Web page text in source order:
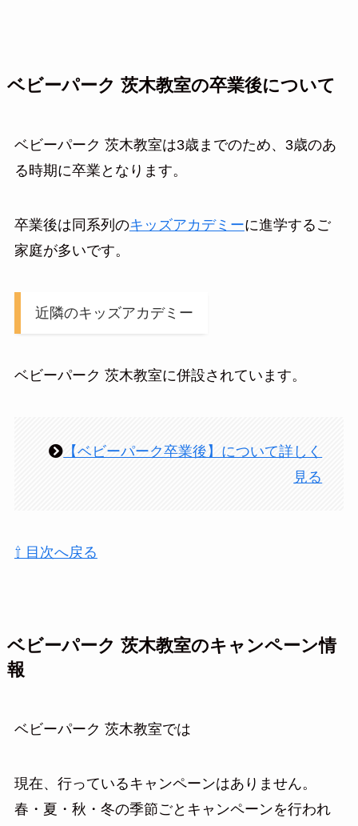
ベビーパーク 茨木教室の卒業後について
ベビーパーク 茨木教室は3歳までのため、3歳のあ
る時期に卒業となります。
卒業後は同系列のキッズアカデミーに進学するご
家庭が多いです。
近隣のキッズアカデミー
ベビーパーク 茨木教室に併設されています。
【ベビーパーク卒業後】について詳しく
見る
⇧ 目次へ戻る
ベビーパーク 茨木教室のキャンペーン情
報
ベビーパーク 茨木教室では
現在、行っているキャンペーンはありません。
春・夏・秋・冬の季節ごとキャンペーンを行われ